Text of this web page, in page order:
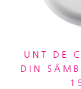
UNT DE
DIN